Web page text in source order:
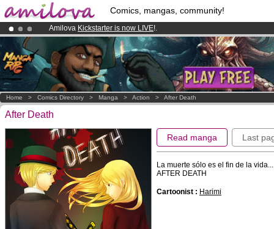
Comics, mangas, community!
Amilova Kickstarter is now LIVE!.
Already 134393membersand 1208comics & mangas!.
Premium membership from3.95 euros per month !Get membership
Home > Comics Directory > Manga > Action > After Death
After Death
Read manga Last
La muerte sólo es el fin de la
AFTER DEATH
Cartoonist : Harimi